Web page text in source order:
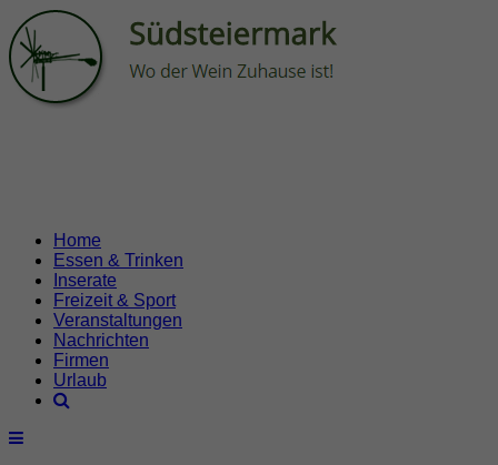
Home
Essen & Trinken
Inserate
Freizeit & Sport
Veranstaltungen
Nachrichten
Firmen
Urlaub